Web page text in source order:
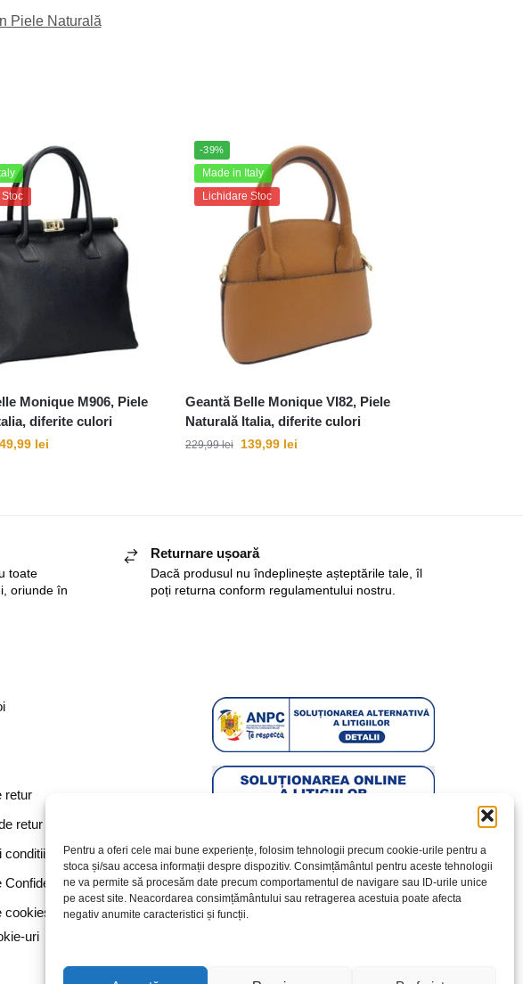
Pentru a oferi cele mai bune experiențe, folosim tehnologii precum cookie-urile pentru a
stoca și/sau accesa informații despre dispozitiv. Consimțământul pentru aceste tehnologii
ne va permite să procesăm date precum comportamentul de navigare sau ID-urile unice
pe acest site. Neacordarea consimțământului sau retragerea acestuia poate afecta
negativ anumite caracteristici și funcții.
Piele Naturală
Monique M906, Piele
diferite culori
lei
-39%
Made in Italy
Lichidare Stoc
Geantă Belle Monique VI82, Piele
Naturală Italia, diferite culori
229,99lei 139,99 lei
toate
oriunde în
Returnare ușoară
Dacă produsul nu îndeplinește așteptările tale, îl
poți returna conform regulamentului nostru.
retur
retur
conditii
Confidențialitate
cookies
uri